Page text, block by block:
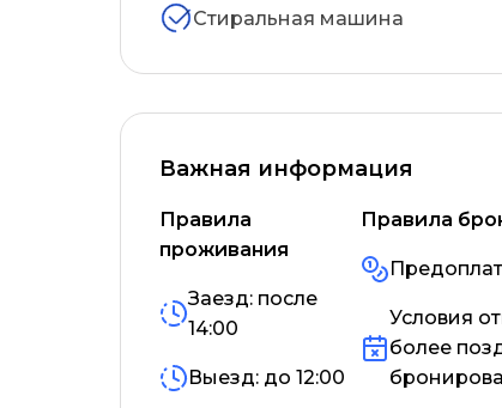
Стиральная машина
Важная информация
Правила
проживания
Заезд: после
14:00
Выезд: до 12:00
Правила
Условия
более